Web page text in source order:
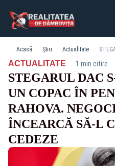
Acasă Știri Actualitate
ACTUALITATE· 1 min citire
STEGARUL DAC
UN COPAC ÎN
RAHOVA.
ÎNCEARCĂ SĂ-L
CEDEZE